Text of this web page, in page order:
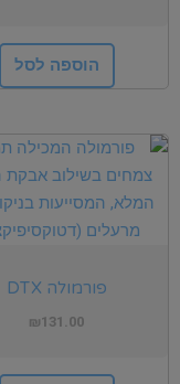
הוספה לסל
פורמולה DTX
₪131.00